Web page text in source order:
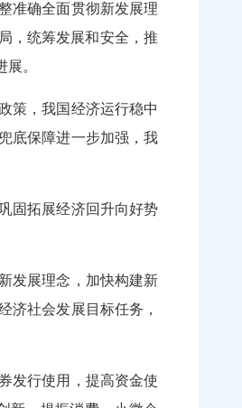
准确全面贯彻新发展理
，统筹发展和安全，推
。
策，我国经济运行稳中
底保障进一步加强，我
固拓展经济回升向好势
发展理念，加快构建新
济社会发展目标任务，
发行使用，提高资金使